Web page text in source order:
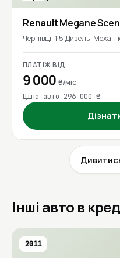
RenaultMegane
Чернівці 1.5 Дизель
ПЛАТІЖ ВІД
9 000₴/міс
Ціна авто 296 000 ₴
Інші авто в
2011